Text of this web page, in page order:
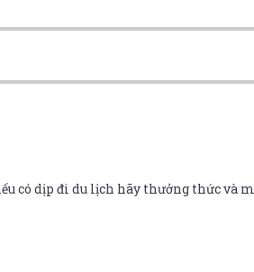
có dịp đi du lịch hãy thưởng thức